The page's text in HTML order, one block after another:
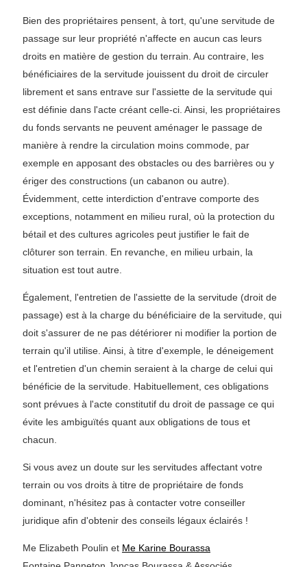
Bien des propriétaires pensent, à tort, qu'une servitude de
passage sur leur propriété n'affecte en aucun cas leurs
droits en matière de gestion du terrain. Au contraire, les
bénéficiaires de la servitude jouissent du droit de circuler
librement et sans entrave sur l'assiette de la servitude qui
est définie dans l'acte créant celle-ci. Ainsi, les propriétaires
du fonds servants ne peuvent aménager le passage de
manière à rendre la circulation moins commode, par
exemple en apposant des obstacles ou des barrières ou y
ériger des constructions (un cabanon ou autre).
Évidemment, cette interdiction d'entrave comporte des
exceptions, notamment en milieu rural, où la protection du
bétail et des cultures agricoles peut justifier le fait de
clôturer son terrain. En revanche, en milieu urbain, la
situation est tout autre.
Également, l'entretien de l'assiette de la servitude (droit de
passage) est à la charge du bénéficiaire de la servitude, qui
doit s'assurer de ne pas détériorer ni modifier la portion de
terrain qu'il utilise. Ainsi, à titre d'exemple, le déneigement
et l'entretien d'un chemin seraient à la charge de celui qui
bénéficie de la servitude. Habituellement, ces obligations
sont prévues à l'acte constitutif du droit de passage ce qui
évite les ambiguïtés quant aux obligations de tous et
chacun.
Si vous avez un doute sur les servitudes affectant votre
terrain ou vos droits à titre de propriétaire de fonds
dominant, n'hésitez pas à contacter votre conseiller
juridique afin d'obtenir des conseils légaux éclairés !
Me Elizabeth Poulin et Me Karine Bourassa